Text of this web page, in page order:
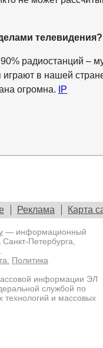
телевидения?
радиостанций –
в нашей
огромна.
IP
Реклама Карта
— информационный
Петербурга,
Политика
информации ЭЛ
службой по
и массовых